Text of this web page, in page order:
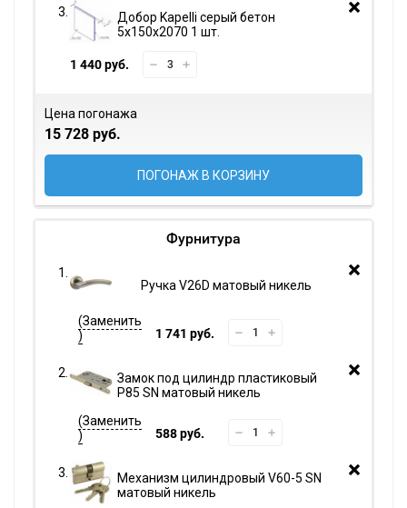
Добор Kapelli серый бетон
5х150х2070 1 шт.
1 440 руб.
Цена погонажа
15 728 руб.
ПОГОНАЖ В КОРЗИНУ
Фурнитура
Ручка V26D матовый никель
1 741 руб.
Замок под цилиндр пластиковый
P85 SN матовый никель
588 руб.
Механизм цилиндровый V60-5 SN
матовый никель